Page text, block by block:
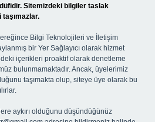
Sitemizdeki bilgiler taslak
Bilgi Teknolojileri ve İletişim
bir Yer Sağlayıcı olarak hizmet
içerikleri proaktif olarak denetleme
bulunmamaktadır. Ancak, üyelerimiz
taşımakta olup, siteye üye olarak bu
aykırı olduğunu düşündüğünüz